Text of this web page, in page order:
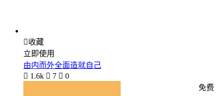
收藏
立即使用
由内而外全面造就自己
 1.6k  7  0
免费